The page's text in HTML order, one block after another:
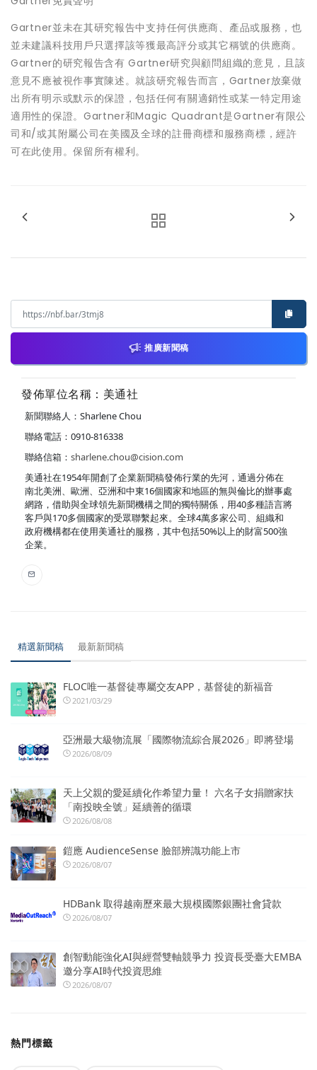
Gartner並未在其研究報告中支持任何供應商、產品或服務，也
並未建議科技用戶只選擇該等獲最高評分或其它稱號的供應商。
Gartner的研究報告含有 Gartner研究與顧問組織的意見，且該
意見不應被視作事實陳述。就該研究報告而言，Gartner放棄做
出所有明示或默示的保證，包括任何有關適銷性或某一特定用途
適用性的保證。Gartner和Magic Quadrant是Gartner有限公
司和/或其附屬公司在美國及全球的註冊商標和服務商標，經許
可在此使用。保留所有權利。
推廣新聞稿
發佈單位名稱：美通社
新聞聯絡人：Sharlene Chou
聯絡電話：0910-816338
聯絡信箱： sharlene.chou@cision.com
美通社在1954年開創了企業新聞稿發佈行業的先河，通過分佈在
南北美洲、歐洲、亞洲和中東16個國家和地區的無與倫比的辦事處
網路，借助與全球領先新聞機構之間的獨特關係，用40多種語言將
客戶與170多個國家的受眾聯繫起來。全球4萬多家公司、組織和
政府機構都在使用美通社的服務，其中包括50%以上的財富500強
企業。
精選新聞稿 最新新聞稿
FLOC唯一基督徒專屬交友APP，基督徒的新福音
2021/03/29
亞洲最大級物流展「國際物流綜合展2026」即將登場
2026/08/09
天上父親的愛延續化作希望力量！ 六名子女捐贈家扶
「南投映全號」延續善的循環
2026/08/08
鎧應 AudienceSense 臉部辨識功能上市
2026/08/07
HDBank 取得越南歷來最大規模國際銀團社會貸款
2026/08/07
創智動能強化AI與經營雙軸競爭力 投資長受臺大EMBA
邀分享AI時代投資思維
2026/08/07
熱門標籤